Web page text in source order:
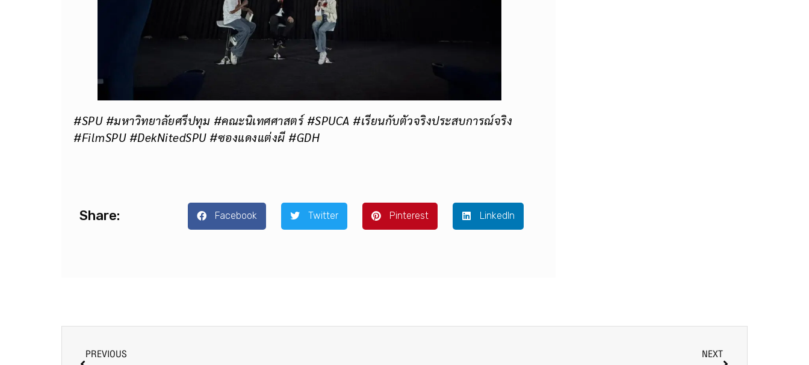
#SPU #มหาวิทยาลัยศรีปทุม #คณะนิเทศศาสตร์ #SPUCA #เรียนกับตัวจริงประสบการณ์จริง
#FilmSPU #DekNitedSPU #ซองแดงแต่งผี #GDH
Share: Facebook Twitter Pinterest LinkedIn
PREVIOUS
NEXT